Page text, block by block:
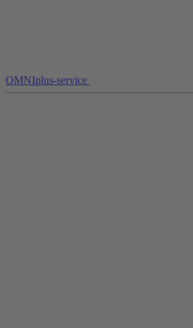
OMNIplus-service